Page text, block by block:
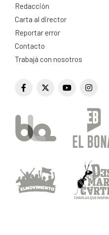
Redacción
Carta al director
Reportar error
Contacto
Trabajá con nosotros